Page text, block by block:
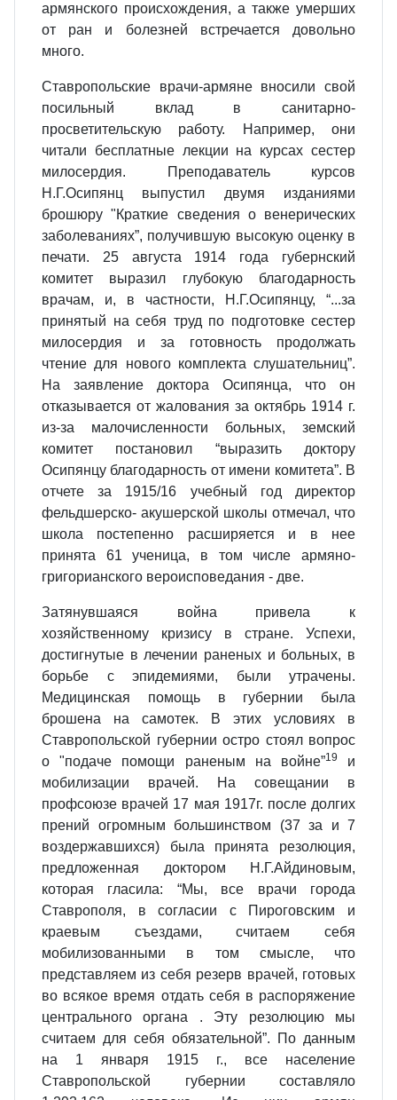
армянского происхождения, а также умерших
от ран и болезней встречается довольно
много.
Ставропольские врачи-армяне вносили свой
посильный вклад в санитарно-
просветительскую работу. Например, они
читали бесплатные лекции на курсах сестер
милосердия. Преподаватель курсов
Н.Г.Осипянц выпустил двумя изданиями
брошюру "Краткие сведения о венерических
заболеваниях”, получившую высокую оценку в
печати. 25 августа 1914 года губернский
комитет выразил глубокую благодарность
врачам, и, в частности, Н.Г.Осипянцу, “...за
принятый на себя труд по подготовке сестер
милосердия и за готовность продолжать
чтение для нового комплекта слуша­тельниц”.
На заявление доктора Осипянца, что он
отказывается от жалования за октябрь 1914 г.
из-за малочисленности больных, земский
комитет постановил “выразить доктору
Осипянцу благодарность от имени комитета”. В
отчете за 1915/16 учебный год директор
фельдшерско- акушерской школы отмечал, что
школа постепенно расширяется и в нее
принята 61 ученица, в том числе армяно-
григорианского вероисповедания - две.
Затянувшаяся война привела к
хозяйственному кризису в стране. Успехи,
достигнутые в лечении раненых и больных, в
борьбе с эпидемиями, были утрачены.
Медицинская помощь в губернии была
брошена на самотек. В этих условиях в
Ставропольской губернии остро стоял вопрос
о "подаче помощи раненым на войне”19
и
мобилизации врачей. На совещании в
профсоюзе врачей 17 мая 1917г. после долгих
прений огромным большинством (37 за и 7
воздержавшихся) была принята резолюция,
предложенная доктором Н.Г.Айдиновым,
которая гласила: “Мы, все врачи города
Ставрополя, в согласии с Пиро­говским и
краевым съездами, считаем себя
мобилизованными в том смысле, что
представляем из себя резерв врачей, готовых
во всякое время отдать себя в распоряжение
центрального органа . Эту резолюцию мы
считаем для себя обязательной”. По данным
на 1 января 1915 г., все население
Ставропольской губернии составляло